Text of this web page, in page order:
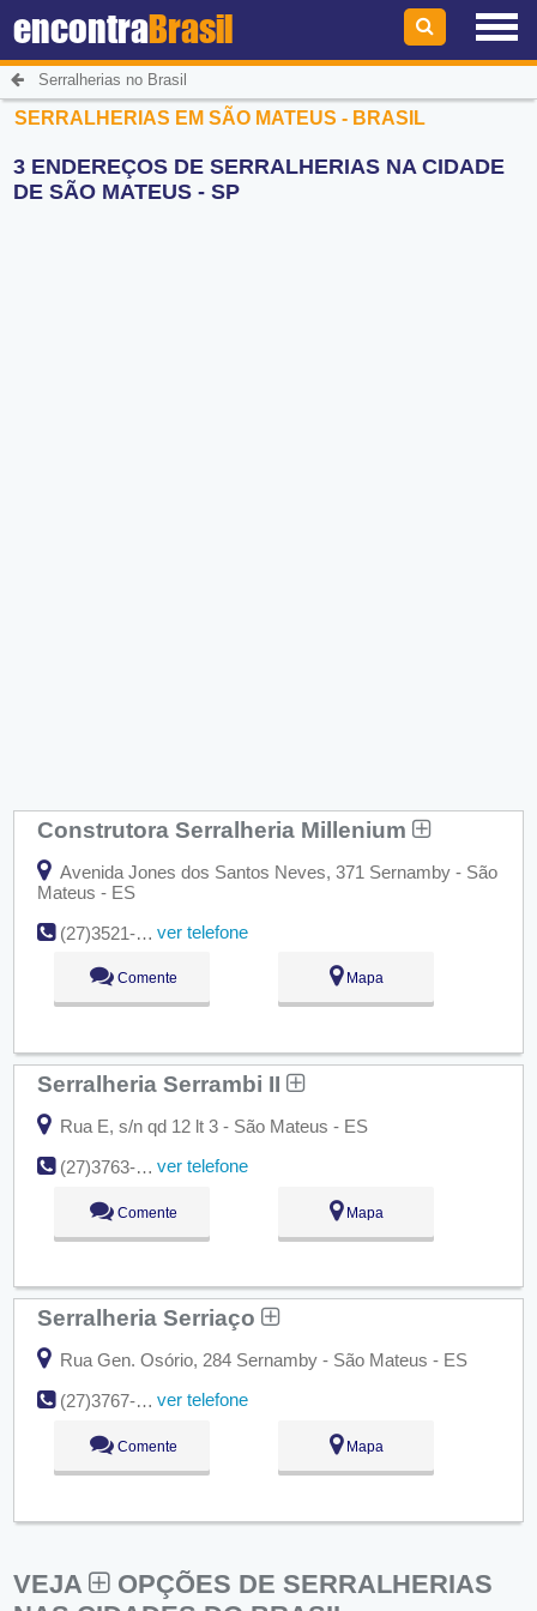
encontraBrasil
Serralherias no Brasil
SERRALHERIAS EM SÃO MATEUS - BRASIL
3 ENDEREÇOS DE SERRALHERIAS NA CIDADE
DE SÃO MATEUS - SP
Construtora Serralheria Millenium
Avenida Jones dos Santos Neves, 371 Sernamby - São
Mateus - ES
(27)3521-4687
ver telefone
Comente Mapa
Serralheria Serrambi II
Rua E, s/n qd 12 lt 3 - São Mateus - ES
(27)3763-1795
ver telefone
Comente Mapa
Serralheria Serriaço
Rua Gen. Osório, 284 Sernamby - São Mateus - ES
(27)3767-1497
ver telefone
Comente Mapa
VEJA
OPÇÕES DE SERRALHERIAS